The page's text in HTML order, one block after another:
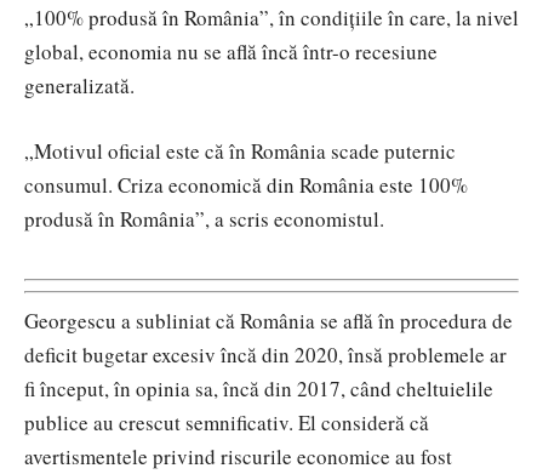
„100% produsă în România”, în condițiile în care, la nivel
global, economia nu se află încă într-o recesiune
generalizată.
„Motivul oficial este că în România scade puternic
consumul. Criza economică din România este 100%
produsă în România”, a scris economistul.
Georgescu a subliniat că România se află în procedura de
deficit bugetar excesiv încă din 2020, însă problemele ar
fi început, în opinia sa, încă din 2017, când cheltuielile
publice au crescut semnificativ. El consideră că
avertismentele privind riscurile economice au fost